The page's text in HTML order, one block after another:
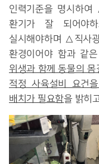
인력기준을 명시하
환기가 잘 되어야
실시해야하며 △직사
환경이어야 함과 같
위생과 함께 동물의
적정 사육설비 요건
배치가 필요함을 밝히